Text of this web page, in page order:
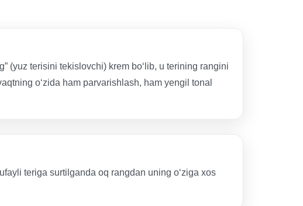
(yuz terisini tekislovchi) krem bo‘lib, u terining rangini
o‘zida ham parvarishlash, ham yengil tonal
teriga surtilganda oq rangdan uning o‘ziga xos